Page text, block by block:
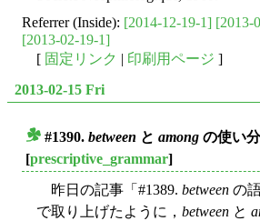
Referrer (Inside): [2014-12-19-1] [2013-
[2013-02-19-1]
[ 固定リンク | 印刷用ページ ]
2013-02-15 Fri
#1390. between と among の使い
[prescriptive_grammar]
昨日の記事「#1389. between の
で取り上げたように， between と